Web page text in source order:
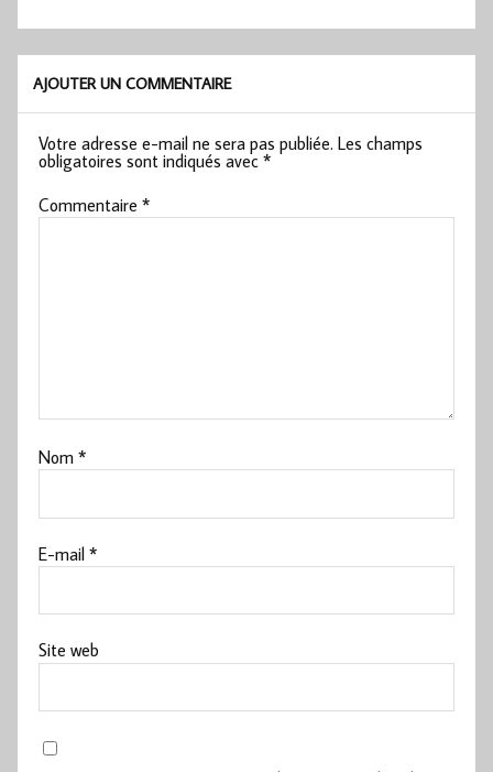
AJOUTER UN COMMENTAIRE
Votre adresse e-mail ne sera pas publiée. Les champs
obligatoires sont indiqués avec*
Commentaire*
Nom*
E-mail*
Site web